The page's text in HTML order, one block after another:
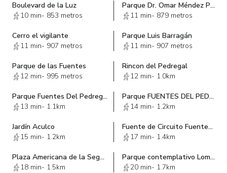
Boulevard de la Luz
10 min- 853 metros
Parque Dr. Omar Méndez Pedrero
11 min- 879 metros
Cerro el vigilante
11 min- 907 metros
Parque Luis Barragán
11 min- 907 metros
Parque de las Fuentes
12 min- 995 metros
Rincon del Pedregal
12 min- 1.0km
Parque Fuentes Del Pedregal
13 min- 1.1km
Parque FUENTES DEL PEDREGAL
14 min- 1.2km
Jardín Aculco
15 min- 1.2km
Fuente de Circuito Fuentes del Pedregal
17 min- 1.4km
Plaza Americana de la Seguridad Social
18 min- 1.5km
Parque contemplativo Lomas del Pedregal
20 min- 1.7km